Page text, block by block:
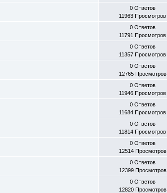
0 Ответов
11963 Просмотров
0 Ответов
11791 Просмотров
0 Ответов
11357 Просмотров
0 Ответов
12765 Просмотров
0 Ответов
11946 Просмотров
0 Ответов
11684 Просмотров
0 Ответов
11814 Просмотров
0 Ответов
12514 Просмотров
0 Ответов
12399 Просмотров
0 Ответов
12820 Просмотров